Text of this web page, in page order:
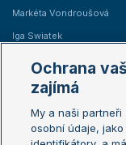
Markéta Vondroušová
Iga Swiatek
Žebříčky
Žebříček ATP (muži)
Žebříček WTA (ženy)
Ochrana
zajímá
My a naši partneři
osobní údaje,